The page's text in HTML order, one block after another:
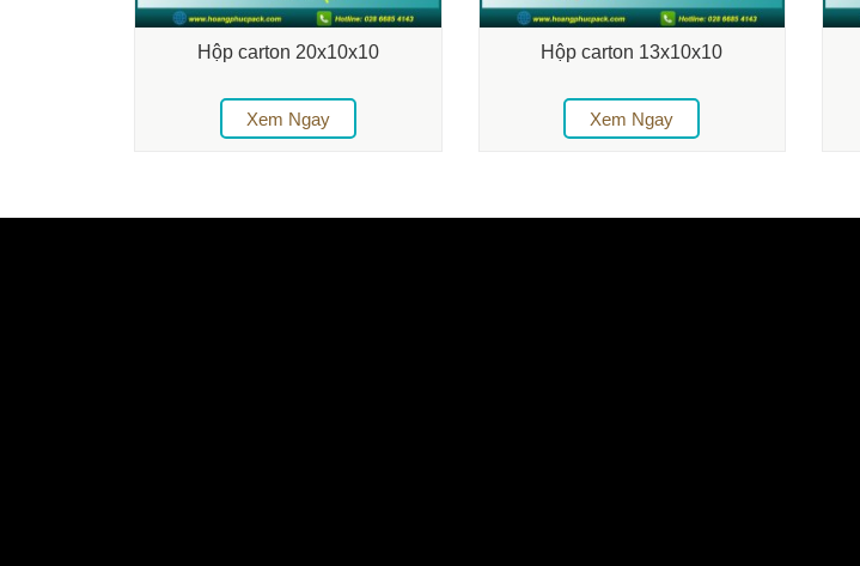
Hộp carton 20x10x10
Xem Ngay
Hộp carton 13x10x10
Xem Ngay